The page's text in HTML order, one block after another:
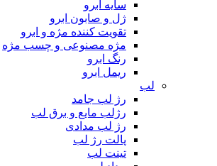
سایه ابرو
ژل و صابون ابرو
تقویت کننده مژه و ابرو
مژه مصنوعی و چسب مژه
رنگ ابرو
ریمل ابرو
لب
رژ لب جامد
رژلب مایع و برق لب
رژ لب مدادی
پالت رژ لب
تینت لب